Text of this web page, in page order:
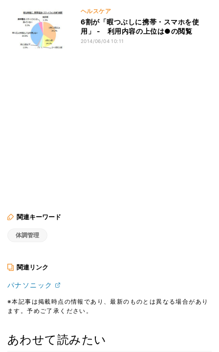
ヘルスケア
6割が「暇つぶしに携帯・スマホを使
用」 - 利用内容の上位は●の閲覧
2014/06/04 10:11
関連キーワード
体調管理
関連リンク
パナソニック
※本記事は掲載時点の情報であり、最新のものとは異なる場合があり
ます。予めご了承ください。
あわせて読みたい